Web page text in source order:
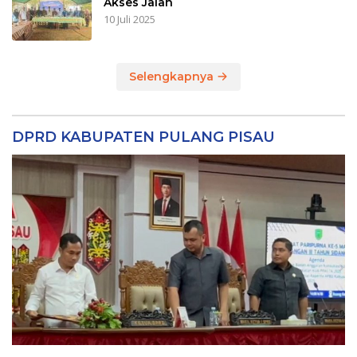
10 Juli 2025
Selengkapnya
DPRD KABUPATEN PULANG PISAU